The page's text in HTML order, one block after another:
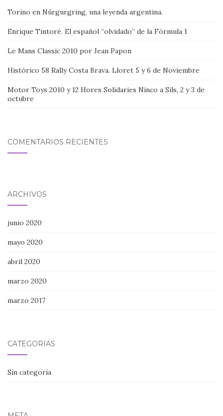
Torino en Nürgurgring, una leyenda argentina.
Enrique Tintoré. El español “olvidado” de la Fórmula 1
Le Mans Classic 2010 por Jean Papon
Histórico 58 Rally Costa Brava. Lloret 5 y 6 de Noviembre
Motor Toys 2010 y 12 Hores Solidaries Ninco a Sils, 2 y 3 de
octubre
COMENTARIOS RECIENTES
ARCHIVOS
junio 2020
mayo 2020
abril 2020
marzo 2020
marzo 2017
CATEGORÍAS
Sin categoría